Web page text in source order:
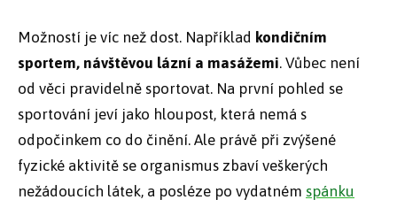
Možností je víc než dost. Například kondičním
sportem, návštěvou lázní a masážemi. Vůbec není
od věci pravidelně sportovat. Na první pohled se
sportování jeví jako hloupost, která nemá s
odpočinkem co do činění. Ale právě při zvýšené
fyzické aktivitě se organismus zbaví veškerých
nežádoucích látek, a posléze po vydatném spánku